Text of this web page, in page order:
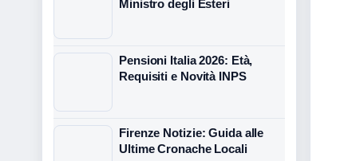
Ministro degli Esteri
Pensioni Italia 2026: Età,
Requisiti e Novità INPS
Firenze Notizie: Guida alle
Ultime Cronache Locali